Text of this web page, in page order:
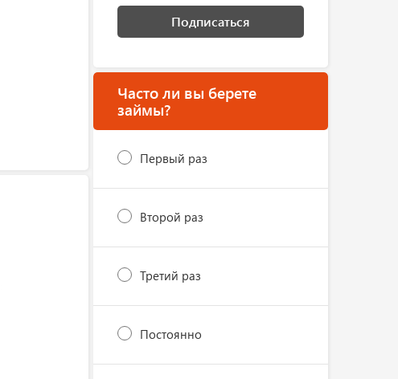
Подписаться
Часто ли вы берете
займы?
Первый раз
Второй раз
Третий раз
Постоянно